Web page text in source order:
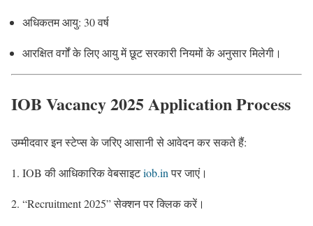
अधिकतम आयु: 30 वर्ष
आरक्षित वर्गों के लिए आयु में छूट सरकारी नियमों के अनुसार मिलेगी।
IOB Vacancy 2025 Application Process
उम्मीदवार इन स्टेप्स के जरिए आसानी से आवेदन कर सकते हैं:
IOB की आधिकारिक वेबसाइटiob.inपर जाएं।
“Recruitment 2025” सेक्शन पर क्लिक करें।